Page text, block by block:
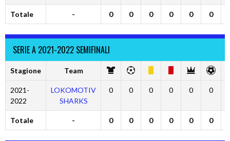
Totale - 0 0 0 0 0 0
SERIE A 2021-2022 SEMIFINALI
Stagione Team
2021-
2022
LOKOMOTIV
SHARKS
0 0 0 0 0 0
Totale - 0 0 0 0 0 0